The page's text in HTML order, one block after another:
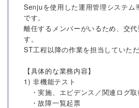
Senjuを使用した運用管理システム
です。
離任するメンバーがいるため、交代
す。
ST工程以降の作業を担当していただ
【具体的な業務内容】
1) 非機能テスト
・実施、エビデンス／関連ログ取
・故障一覧起票